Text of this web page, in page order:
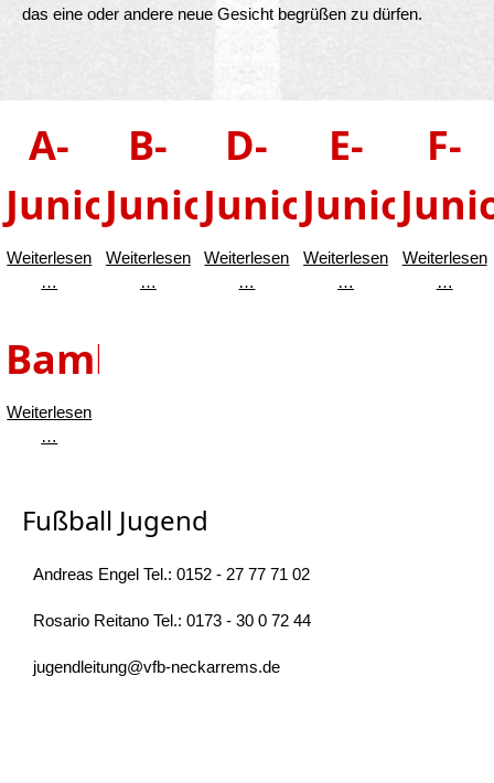
das eine oder andere neue Gesicht begrüßen zu dürfen.
A-
Junioren
Weiterlesen
…
B-
Junioren
Weiterlesen
…
D-
Junioren
Weiterlesen
…
E-
Junioren
Weiterlesen
…
F-
Weiterlesen
…
Bambini
Weiterlesen
…
Fußball Jugend
Andreas Engel Tel.: 0152 - 27 77 71 02
Rosario Reitano Tel.: 0173 - 30 0 72 44
jugendleitung@vfb-neckarrems.de